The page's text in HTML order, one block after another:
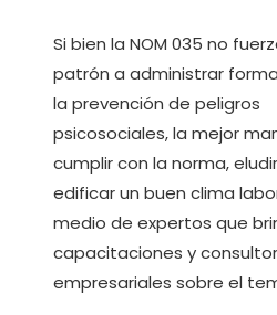
Si bien la NOM 035 no
patrón a administrar
la prevención de peligros
psicosociales, la mejor
cumplir con la norma,
edificar un buen clima
medio de expertos que
capacitaciones y
empresariales sobre el